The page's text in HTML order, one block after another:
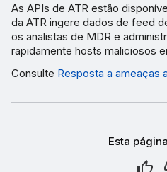
As APIs de ATR estão
da ATR ingere dados de feed
os analistas de MDR e
rapidamente hosts maliciosos
Consulte Resposta a ameaças
Esta